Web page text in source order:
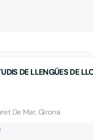
DE LLENGÜES DE
De Mar, Girona